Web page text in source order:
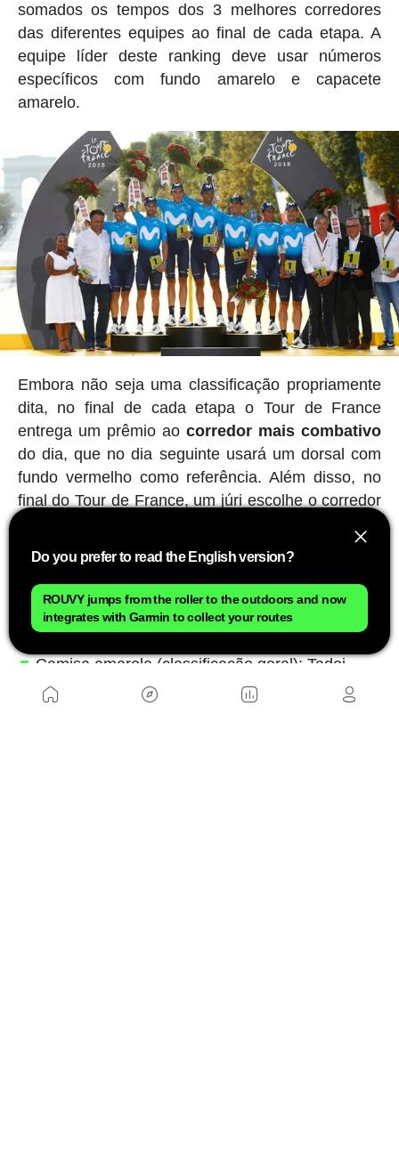
somados os tempos dos 3 melhores corredores
das diferentes equipes ao final de cada etapa. A
equipe líder deste ranking deve usar números
específicos com fundo amarelo e capacete
amarelo.
Embora não seja uma classificação propriamente
dita, no final de cada etapa o Tour de France
entrega um prêmio aocorredor mais combativo
do dia, que no dia seguinte usará um dorsal com
fundo vermelho como referência. Além disso, no
final do Tour de France, um júri escolhe o corredor
Os últimos vencedores de cada camisa
Os vencedores das principais classificações na
edição de 2025 foram:
Camisa amarela (classificação geral): Tadej
Pogacar
Do you prefer to read the English version?
ROUVY jumps from the roller to the outdoors and now
integrates with Garmin to collect your routes